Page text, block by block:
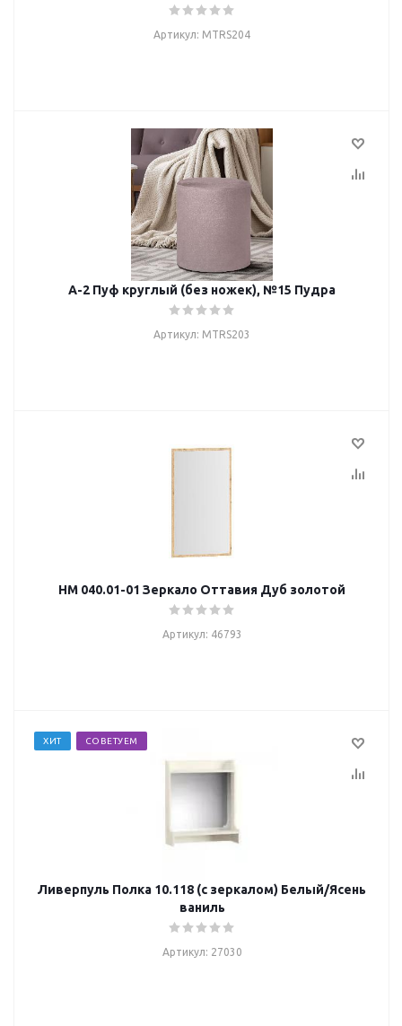
Артикул: MTRS204
А-2 Пуф круглый (без ножек), №15 Пудра
Артикул: MTRS203
НМ 040.01-01 Зеркало Оттавия Дуб золотой
Артикул: 46793
ХИТ СОВЕТУЕМ
Ливерпуль Полка 10.118 (с зеркалом) Белый/Ясень
ваниль
Артикул: 27030